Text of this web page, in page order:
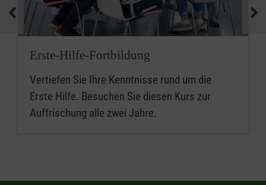
Erste-Hilfe-Fortbildung
Vertiefen Sie Ihre Kenntnisse rund um die
Erste Hilfe. Besuchen Sie diesen Kurs zur
Auffrischung alle zwei Jahre.